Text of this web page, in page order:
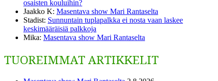
osaisten kouluihin?
Jaakko K: Masentava show Mari Rantaselta
Stadist: Sunnuntain tuplapalkka ei nosta vaan laskee
keskimääräisiä palkkoja
Mika: Masentava show Mari Rantaselta
TUOREIMMAT ARTIKKELIT